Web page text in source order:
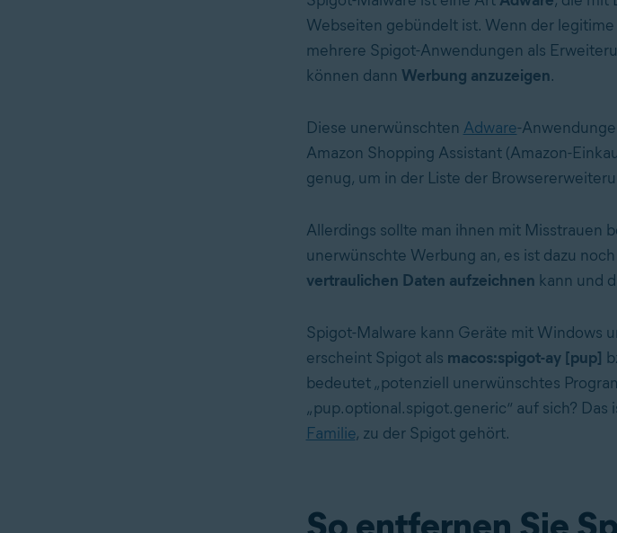
Webseiten gebündelt ist. Wenn der
mehrere Spigot-Anwendungen als
können dann Werbung anzuzeigen.
Diese unerwünschten Adware-
Amazon Shopping Assistant (Amazon-
genug, um in der Liste der
Allerdings sollte man ihnen mit Misstrauen
unerwünschte Werbung an, es ist dazu
vertraulichen Daten aufzeichnen kann und
Spigot-Malware kann Geräte mit Windows
erscheint Spigot als macos:spigot-ay [pup]
bedeutet „potenziell unerwünschtes
„pup.optional.spigot.generic“ auf sich?
Familie, zu der Spigot gehört.